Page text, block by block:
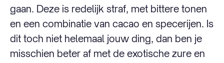
gaan. Deze is redelijk straf, met bittere tonen
en een combinatie van cacao en specerijen. Is
dit toch niet helemaal jouw ding, dan ben je
misschien beter af met de exotische zure en